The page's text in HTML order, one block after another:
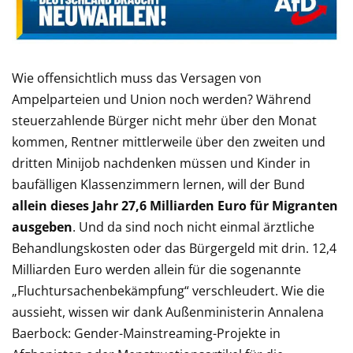
Wie offensichtlich muss das Versagen von
Ampelparteien und Union noch werden? Während
steuerzahlende Bürger nicht mehr über den Monat
kommen, Rentner mittlerweile über den zweiten und
dritten Minijob nachdenken müssen und Kinder in
baufälligen Klassenzimmern lernen, will der Bund
allein dieses Jahr 27,6 Milliarden Euro für Migranten
ausgeben. Und da sind noch nicht einmal ärztliche
Behandlungskosten oder das Bürgergeld mit drin. 12,4
Milliarden Euro werden allein für die sogenannte
„Fluchtursachenbekämpfung“ verschleudert. Wie die
aussieht, wissen wir dank Außenministerin Annalena
Baerbock: Gender-Mainstreaming-Projekte in